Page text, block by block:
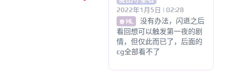
2022年1月5日 | 02:28
@ HL
没有办法，闪退之后
看回想可以触发第一夜的剧
情，但仅此而已了，后面的
cg全部看不了